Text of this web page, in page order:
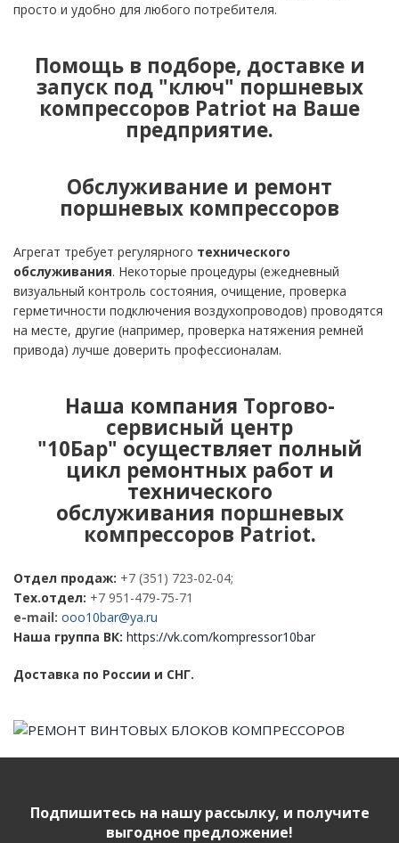
просто и удобно для любого потребителя.
Помощь в подборе, доставке и
запуск под "ключ" поршневых
компрессоров Patriot на Ваше
предприятие.
Обслуживание и ремонт
поршневых компрессоров
Агрегат требует регулярного технического
обслуживания. Некоторые процедуры (ежедневный
визуальный контроль состояния, очищение, проверка
герметичности подключения воздухопроводов) проводятся
на месте, другие (например, проверка натяжения ремней
привода) лучше доверить профессионалам.
Наша компания Торгово-
сервисный центр
"10Бар" осуществляет полный
цикл ремонтных работ и
технического
обслуживания поршневых
компрессоров Patriot.
Отдел продаж: +7 (351) 723-02-04;
Тех.отдел: +7 951-479-75-71
e-mail: ooo10bar@ya.ru
Наша группа ВК: https://vk.com/kompressor10bar
Доставка по России и СНГ.
Подпишитесь на нашу рассылку, и получите
выгодное предложение!